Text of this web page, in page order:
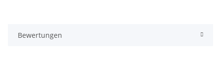
Bewertungen